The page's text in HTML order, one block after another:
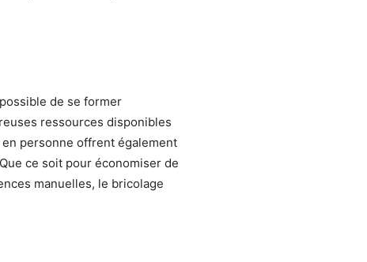
de se former
ressources disponibles
personne offrent également
ce soit pour économiser de
manuelles, le bricolage